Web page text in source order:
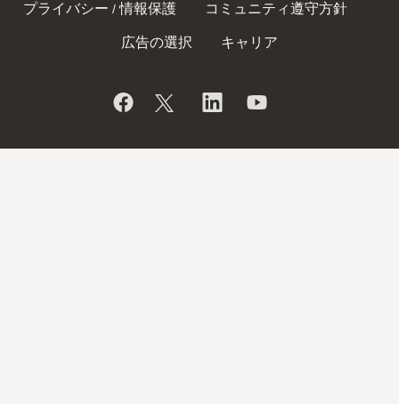
プライバシー / 情報保護 コミュニティ遵守方針
広告の選択 キャリア